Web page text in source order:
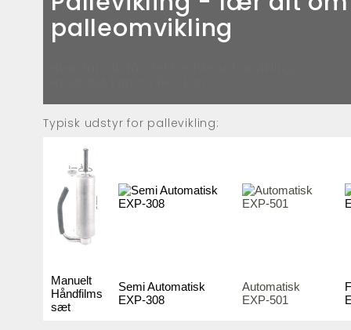
palleomvikling
Typisk udstyr for pallevikling:
Manuelt
Håndfilms
sæt
Semi Automatisk
EXP-308
Automatisk
EXP-501